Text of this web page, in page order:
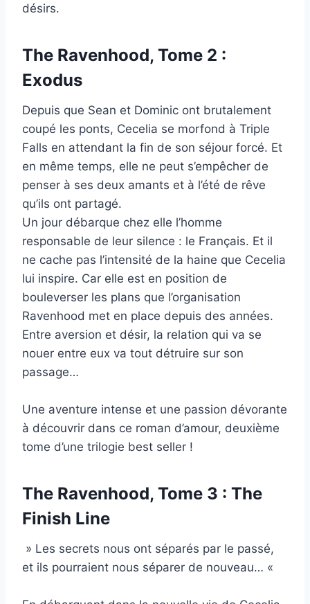
désirs.
The Ravenhood, Tome 2 :
Exodus
Depuis que Sean et Dominic ont brutalement
coupé les ponts, Cecelia se morfond à Triple
Falls en attendant la fin de son séjour forcé. Et
en même temps, elle ne peut s’empêcher de
penser à ses deux amants et à l’été de rêve
qu’ils ont partagé.
Un jour débarque chez elle l’homme
responsable de leur silence : le Français. Et il
ne cache pas l’intensité de la haine que Cecelia
lui inspire. Car elle est en position de
bouleverser les plans que l’organisation
Ravenhood met en place depuis des années.
Entre aversion et désir, la relation qui va se
nouer entre eux va tout détruire sur son
passage…
Une aventure intense et une passion dévorante
à découvrir dans ce roman d’amour, deuxième
tome d’une trilogie best seller !
The Ravenhood, Tome 3 : The
Finish Line
» Les secrets nous ont séparés par le passé,
et ils pourraient nous séparer de nouveau… «